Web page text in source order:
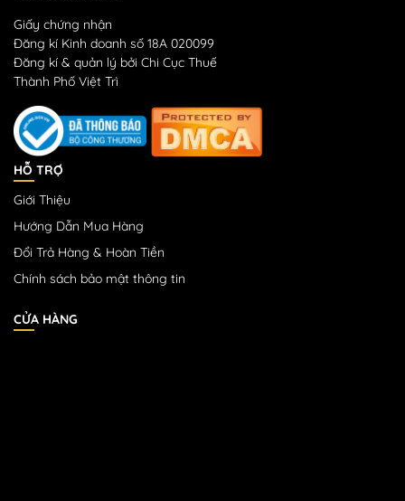
Giấy chứng nhận
Đăng kí Kinh doanh số 18A 020099
Đăng kí & quản lý bởi Chi Cục Thuế
Thành Phố Việt Trì
HỖ TRỢ
Giới Thiệu
Hướng Dẫn Mua Hàng
Đổi Trả Hàng & Hoàn Tiền
Chính sách bảo mật thông tin
CỬA HÀNG